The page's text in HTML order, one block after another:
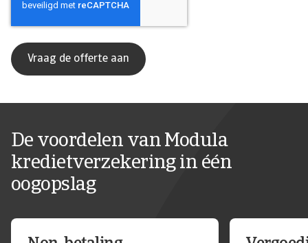
De voordelen van Modula
kredietverzekering in één
oogopslag